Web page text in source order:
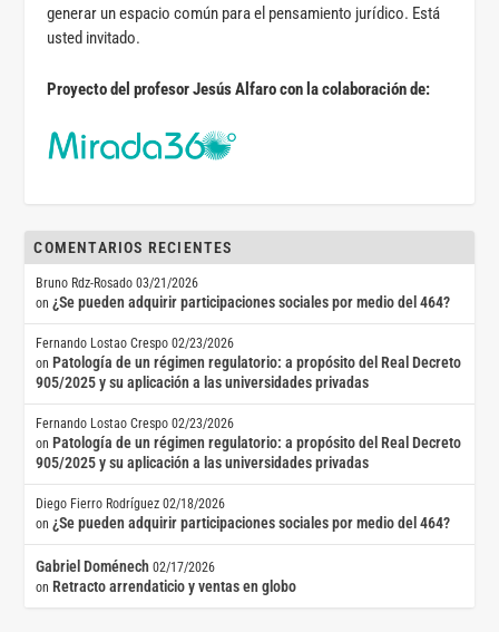
generar un espacio común para el pensamiento jurídico. Está
usted invitado.
Proyecto del profesor Jesús Alfaro con la colaboración de:
COMENTARIOS RECIENTES
Bruno Rdz-Rosado 03/21/2026
on¿Se pueden adquirir participaciones sociales por medio del 464?
Fernando Lostao Crespo 02/23/2026
on Patología de un régimen regulatorio: a propósito del Real Decreto
905/2025 y su aplicación a las universidades privadas
Fernando Lostao Crespo 02/23/2026
on Patología de un régimen regulatorio: a propósito del Real Decreto
905/2025 y su aplicación a las universidades privadas
Diego Fierro Rodríguez 02/18/2026
on¿Se pueden adquirir participaciones sociales por medio del 464?
Gabriel Doménech 02/17/2026
on Retracto arrendaticio y ventas en globo